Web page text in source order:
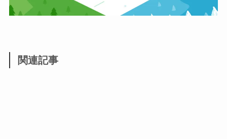
関連記事